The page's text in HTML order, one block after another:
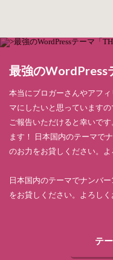
最強のWordPress
本当にブロガーさんやアフ
マにしたいと思っています
ご報告いただけると幸いで
ます！ 日本国内のテーマで
のお力をお貸しください。よ
日本国内のテーマでナンバ
をお貸しください。よろしく
テ